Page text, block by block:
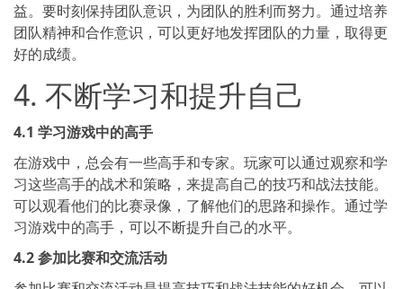
益。要时刻保持团队意识，为团队的胜利而努力。通过培养
团队精神和合作意识，可以更好地发挥团队的力量，取得更
好的成绩。
4. 不断学习和提升自己
4.1 学习游戏中的高手
在游戏中，总会有一些高手和专家。玩家可以通过观察和学
习这些高手的战术和策略，来提高自己的技巧和战法技能。
可以观看他们的比赛录像，了解他们的思路和操作。通过学
习游戏中的高手，可以不断提升自己的水平。
4.2 参加比赛和交流活动